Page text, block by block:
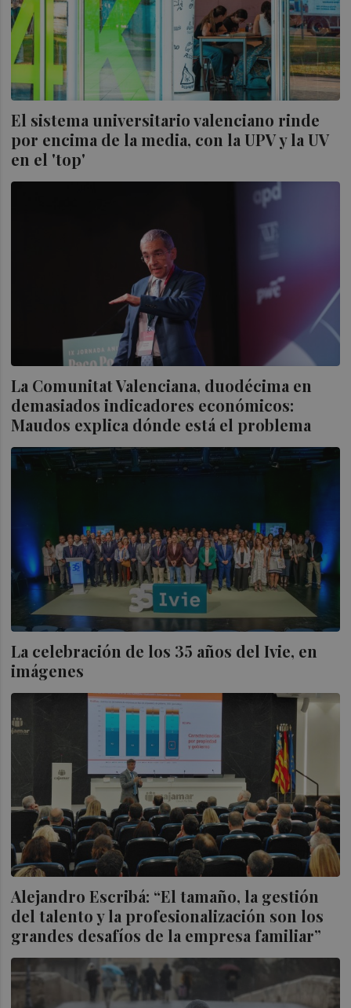
El sistema universitario valenciano rinde
por encima de la media, con la UPV y la UV
en el 'top'
La Comunitat Valenciana, duodécima en
demasiados indicadores económicos:
Maudos explica dónde está el problema
La celebración de los 35 años del Ivie, en
imágenes
Alejandro Escribá: “El tamaño, la gestión
del talento y la profesionalización son los
grandes desafíos de la empresa familiar”